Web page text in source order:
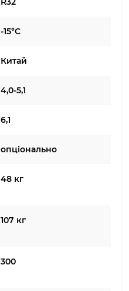
-15°C
Китай
4,0-5,1
6,1
опціонально
48 кг
107 кг
300